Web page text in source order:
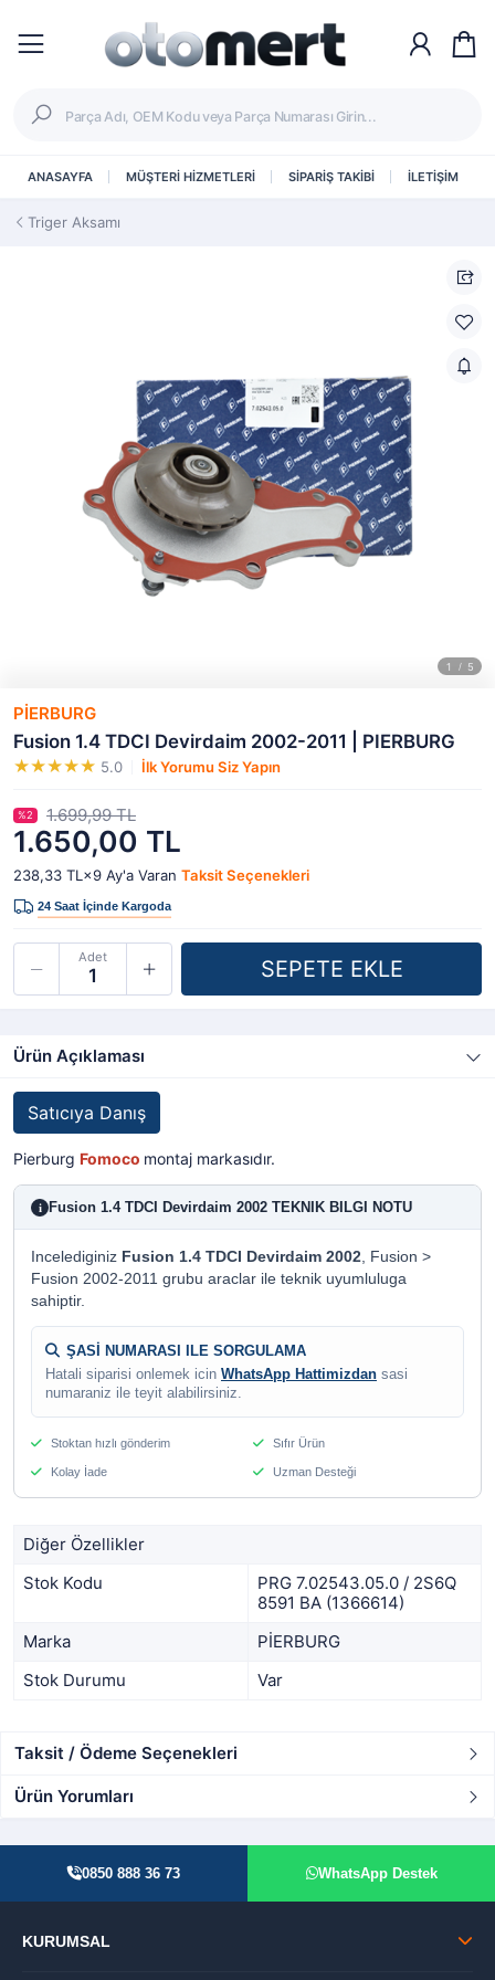
ANASAYFA MÜŞTERİ HİZMETLERİ SİPARİŞ TAKİBİ İLETİŞİM
Triger Aksamı
PİERBURG
Fusion 1.4 TDCI Devirdaim 2002-2011 | PIERBURG
5.0 İlk Yorumu Siz Yapın
1.650,00 TL
%2 1.699,99 TL
238,33 TL×9 Ay'a Varan Taksit Seçenekleri
Adet
Ürün Açıklaması
Satıcıya Danış
Pierburg Fomoco montaj markasıdır.
i Fusion 1.4 TDCI Devirdaim 2002 TEKNIK BILGI NOTU
Incelediginiz Fusion 1.4 TDCI Devirdaim 2002, Fusion >
Fusion 2002-2011 grubu araclar ile teknik uyumluluga
sahiptir.
ŞASİ NUMARASI ILE SORGULAMA
Hatali siparisi onlemek icin WhatsApp Hattimizdan sasi
numaraniz ile teyit alabilirsiniz.
Stoktan hızlı gönderim Sıfır Ürün
Kolay İade Uzman Desteği
Diğer Özellikler
Stok Kodu
PRG 7.02543.05.0 / 2S6Q
8591 BA (1366614)
Marka
PİERBURG
Stok Durumu
Var
Taksit / Ödeme Seçenekleri
Ürün Yorumları
0850 888 36 73 WhatsApp Destek
KURUMSAL